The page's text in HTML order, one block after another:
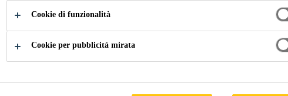
A base biologica
A base acqua
Ottimo potere detergente su un’ampia gamma di
SCHEDA DATI DEL
Cookie di funzionalità
Cookie per pubblicità mirata